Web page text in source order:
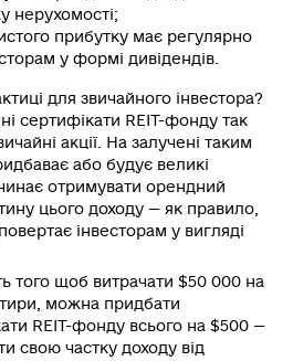
нерухомості;
прибутку має регулярно
у формі дивідендів.
для звичайного інвестора?
сертифікати REIT-фонду так
акції. На залучені таким
або будує великі
отримувати орендний
цього доходу — як правило,
інвесторам у вигляді
того щоб витрачати $50 000 на
можна придбати
REIT-фонду всього на $500 —
свою частку доходу від